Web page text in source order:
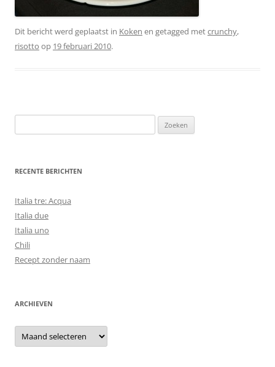
Dit bericht werd geplaatst in Koken en getagged metcrunchy,
risotto op 19 februari 2010.
naar:
RECENTE BERICHTEN
Italia tre: Acqua
Italia due
Italia uno
Chili
Recept zonder naam
ARCHIEVEN
Archieven